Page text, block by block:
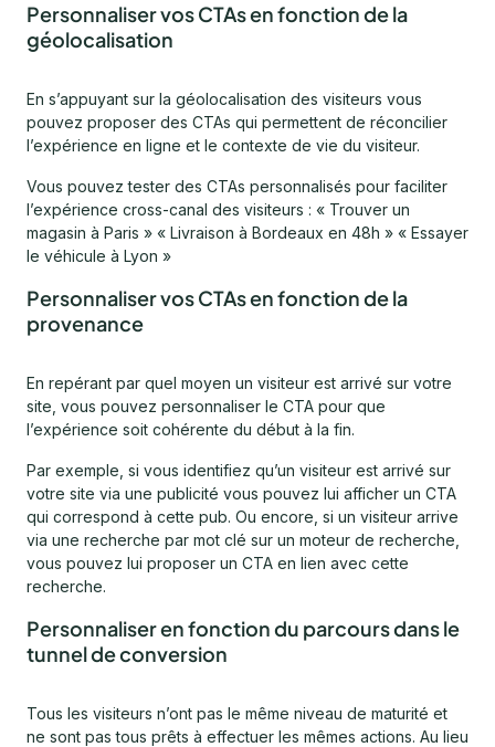
Personnaliser vos CTAs en fonction de la
géolocalisation
En s’appuyant sur la géolocalisation des visiteurs vous
pouvez proposer des CTAs qui permettent de réconcilier
l’expérience en ligne et le contexte de vie du visiteur.
Vous pouvez tester des CTAs personnalisés pour faciliter
l’expérience cross-canal des visiteurs : « Trouver un
magasin à Paris » « Livraison à Bordeaux en 48h » « Essayer
le véhicule à Lyon »
Personnaliser vos CTAs en fonction de la
provenance
En repérant par quel moyen un visiteur est arrivé sur votre
site, vous pouvez personnaliser le CTA pour que
l’expérience soit cohérente du début à la fin.
Par exemple, si vous identifiez qu’un visiteur est arrivé sur
votre site via une publicité vous pouvez lui afficher un CTA
qui correspond à cette pub. Ou encore, si un visiteur arrive
via une recherche par mot clé sur un moteur de recherche,
vous pouvez lui proposer un CTA en lien avec cette
recherche.
Personnaliser en fonction du parcours dans le
tunnel de conversion
Tous les visiteurs n’ont pas le même niveau de maturité et
ne sont pas tous prêts à effectuer les mêmes actions. Au lieu